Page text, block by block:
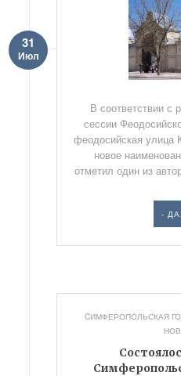
31
Июл
В соответствии с
сессии
феодосийская улица
новое
отметил один из
-
CИМФЕРОПОЛЬСКАЯ